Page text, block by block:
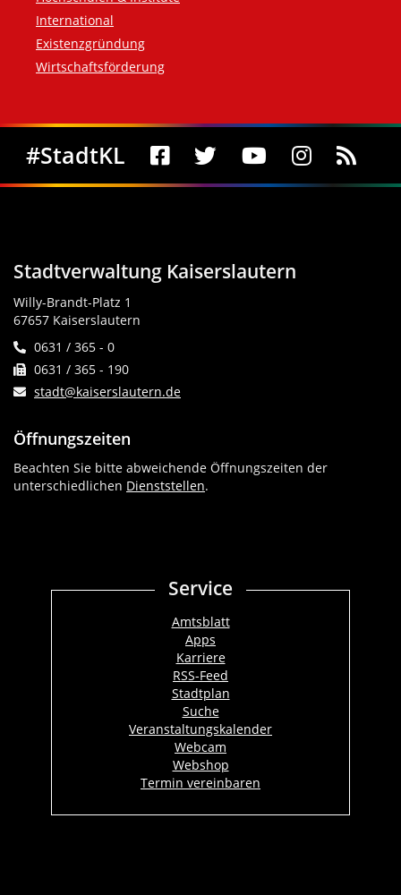
International
Existenzgründung
Wirtschaftsförderung
Social Media
#StadtKL
Stadtverwaltung Kaiserslautern
Willy-Brandt-Platz 1
67657 Kaiserslautern
0631 / 365 - 0
0631 / 365 - 190
stadt@kaiserslautern.de
Öffnungszeiten
Beachten Sie bitte abweichende Öffnungszeiten der
unterschiedlichen Dienststellen.
Service
Amtsblatt
Apps
Karriere
RSS-Feed
Stadtplan
Suche
Veranstaltungskalender
Webcam
Webshop
Termin vereinbaren